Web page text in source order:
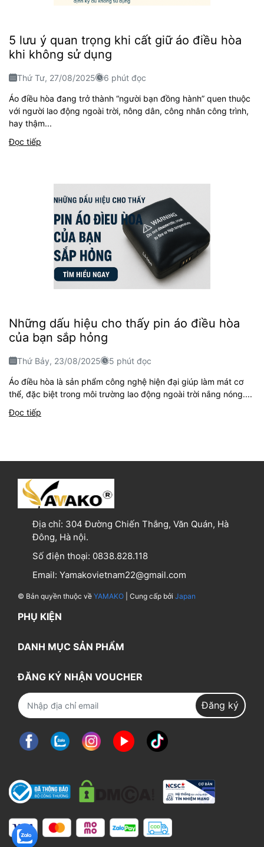
5 lưu ý quan trọng khi cất giữ áo điều hòa
khi không sử dụng
Thứ Tư, 27/08/2025 6 phút đọc
Áo điều hòa đang trở thành “người bạn đồng hành” quen thuộc
với người lao động ngoài trời, nông dân, công nhân công trình,
hay thậm...
Đọc tiếp
Những dấu hiệu cho thấy pin áo điều hòa
của bạn sắp hỏng
Thứ Bảy, 23/08/2025 5 phút đọc
Áo điều hòa là sản phẩm công nghệ hiện đại giúp làm mát cơ
thể, đặc biệt trong môi trường lao động ngoài trời nắng nóng....
Đọc tiếp
Địa chỉ: 304 Đường Chiến Thắng, Văn Quán, Hà
Đông, Hà nội.
Số điện thoại: 0838.828.118
Email: Yamakovietnam22@gmail.com
© Bản quyền thuộc về YAMAKO | Cung cấp bởi Japan
PHỤ KIỆN
DANH MỤC SẢN PHẨM
ĐĂNG KÝ NHẬN VOUCHER
Đăng ký